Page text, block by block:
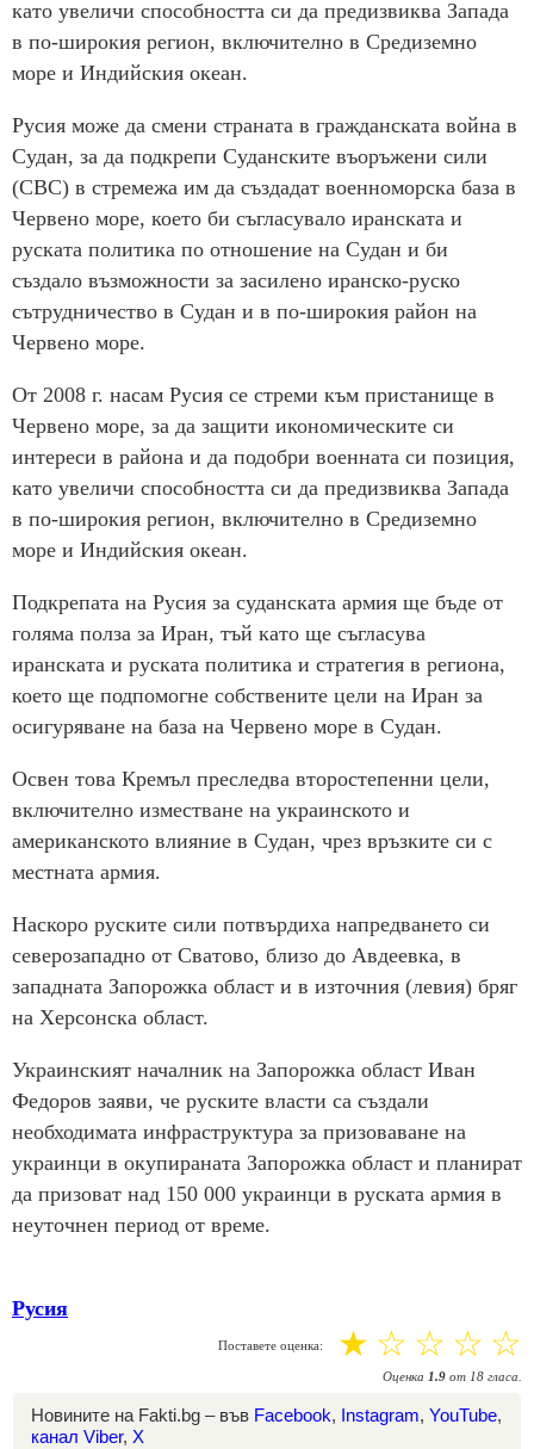
като увеличи способността си да предизвиква Запада
в по-широкия регион, включително в Средиземно
море и Индийския океан.
Русия може да смени страната в гражданската война в
Судан, за да подкрепи Суданските въоръжени сили
(СВС) в стремежа им да създадат военноморска база в
Червено море, което би съгласувало иранската и
руската политика по отношение на Судан и би
създало възможности за засилено иранско-руско
сътрудничество в Судан и в по-широкия район на
Червено море.
От 2008 г. насам Русия се стреми към пристанище в
Червено море, за да защити икономическите си
интереси в района и да подобри военната си позиция,
като увеличи способността си да предизвиква Запада
в по-широкия регион, включително в Средиземно
море и Индийския океан.
Подкрепата на Русия за суданската армия ще бъде от
голяма полза за Иран, тъй като ще съгласува
иранската и руската политика и стратегия в региона,
което ще подпомогне собствените цели на Иран за
осигуряване на база на Червено море в Судан.
Освен това Кремъл преследва второстепенни цели,
включително изместване на украинското и
американското влияние в Судан, чрез връзките си с
местната армия.
Наскоро руските сили потвърдиха напредването си
северозападно от Сватово, близо до Авдеевка, в
западната Запорожка област и в източния (левия) бряг
на Херсонска област.
Украинският началник на Запорожка област Иван
Федоров заяви, че руските власти са създали
необходимата инфраструктура за призоваване на
украинци в окупираната Запорожка област и планират
да призоват над 150 000 украинци в руската армия в
неуточнен период от време.
Русия
Поставете оценка: ☆
☆
☆
☆
☆
Оценка 1.9 от 18 гласа.
Новините на Fakti.bg – във Facebook, Instagram, YouTube,
канал Viber, X